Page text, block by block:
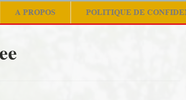
A PROPOS POLITIQUE DE